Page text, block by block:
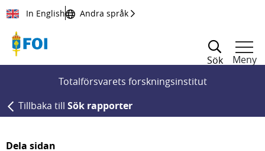
Till innehållet
In English Andra språk
Sök
Meny
Totalförsvarets forskningsinstitut
Tillbaka till Sök rapporter
Dela sidan